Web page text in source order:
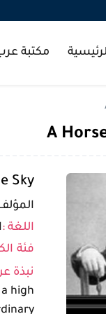
مكتبة
A
Sky
اللغة :
فئة
نبذة
high